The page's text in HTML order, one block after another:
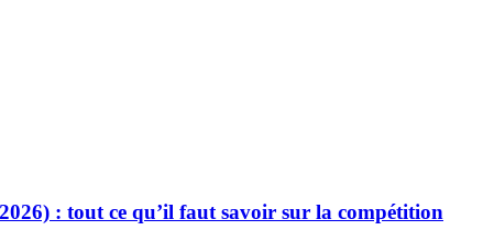
: tout ce qu’il faut savoir sur la compétition